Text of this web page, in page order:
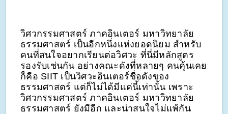
วิศวกรรมศาสตร์ ภาคอินเตอร์ มหาวิทยาลัย
ธรรมศาสตร์ เป็นอีกหนึ่งแห่งยอดนิยม สำหรับ
คนที่สนใจอยากเรียนต่อวิศวะ ที่นี่มีหลักสูตร
รองรับเช่นกัน อย่างคณะดังที่หลายๆ คนคุ้นเคย
ก็คือ SIIT เป็นวิศวะอินเตอร์ชื่อดังของ
ธรรมศาสตร์ แต่ก็ไม่ได้มีแค่นี้เท่านั้น เพราะ
วิศวกรรมศาสตร์ ภาคอินเตอร์ มหาวิทยาลัย
ธรรมศาสตร์ ยังมีอีก และน่าสนใจไม่แพ้กัน